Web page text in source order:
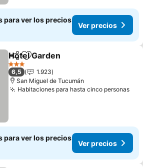
para ver los precios
Ver precios
CompartirAñadir a favoritos
Hotel Garden
3 Estrellas
6,5
1.923
San Miguel de Tucumán
Habitaciones para hasta cinco personas
para ver los precios
Ver precios